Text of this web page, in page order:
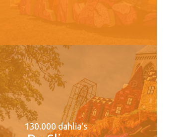
130.000 dahlia's